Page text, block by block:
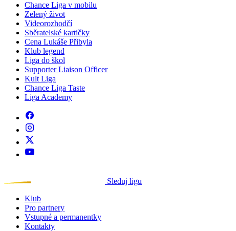
Chance Liga v mobilu
Zelený život
Videorozhodčí
Sběratelské kartičky
Cena Lukáše Přibyla
Klub legend
Liga do škol
Supporter Liaison Officer
Kult Liga
Chance Liga Taste
Liga Academy
Sleduj ligu
Klub
Pro partnery
Vstupné a permanentky
Kontakty